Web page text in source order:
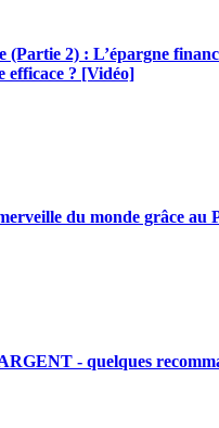
(Partie 2) : L’épargne
efficace ? [Vidéo]
du monde grâce au
- quelques